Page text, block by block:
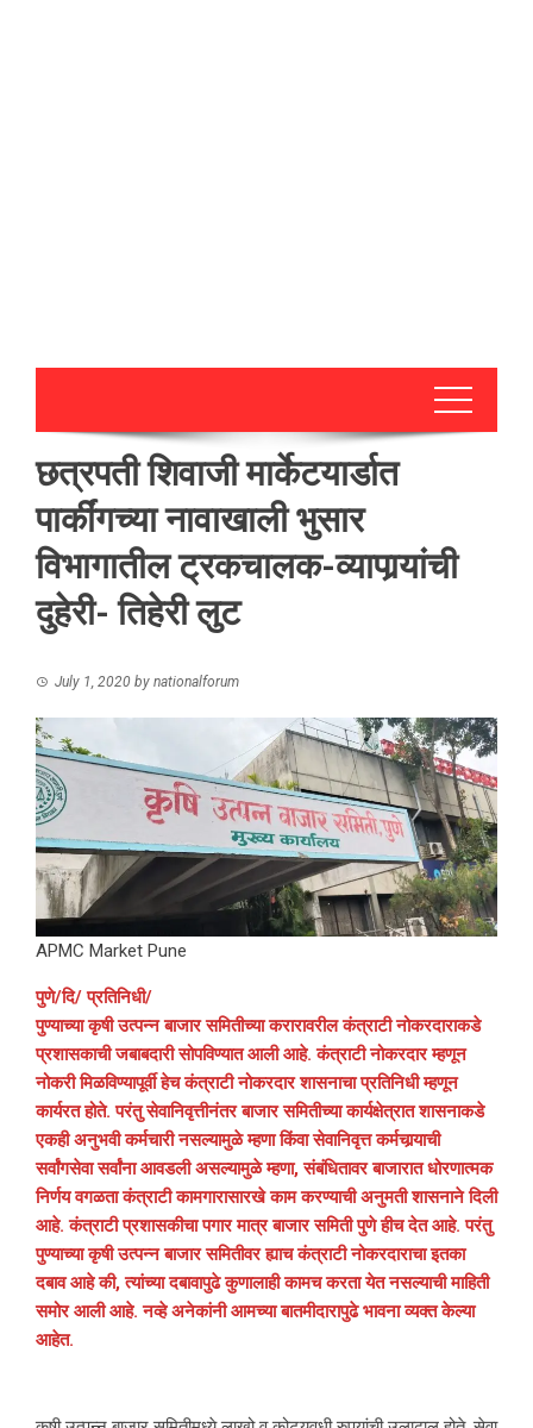
छत्रपती शिवाजी मार्केटयार्डात
पार्कींगच्या नावाखाली भुसार
विभागातील ट्रकचालक-व्यापार्‍यांची
दुहेरी- तिहेरी लुट
July 1, 2020 by nationalforum
APMC Market Pune
पुणे/दि/ प्रतिनिधी/
पुण्याच्या कृषी उत्पन्न बाजार समितीच्या करारावरील कंत्राटी नोकरदाराकडे
प्रशासकाची जबाबदारी सोपविण्यात आली आहे. कंत्राटी नोकरदार म्हणून
नोकरी मिळविण्यापूर्वी हेच कंत्राटी नोकरदार शासनाचा प्रतिनिधी म्हणून
कार्यरत होते. परंतु सेवानिवृत्तीनंतर बाजार समितीच्या कार्यक्षेत्रात शासनाकडे
एकही अनुभवी कर्मचारी नसल्यामुळे म्हणा किंवा सेवानिवृत्त कर्मचार्‍याची
सर्वांगसेवा सर्वांना आवडली असल्यामुळे म्हणा, संबंधितावर बाजारात धोरणात्मक
निर्णय वगळता कंत्राटी कामगारासारखे काम करण्याची अनुमती शासनाने दिली
आहे. कंत्राटी प्रशासकीचा पगार मात्र बाजार समिती पुणे हीच देत आहे. परंतु
पुण्याच्या कृषी उत्पन्न बाजार समितीवर ह्याच कंत्राटी नोकरदाराचा इतका
दबाव आहे की, त्यांच्या दबावापुढे कुणालाही कामच करता येत नसल्याची माहिती
समोर आली आहे. नव्हे अनेकांनी आमच्या बातमीदारापुढे भावना व्यक्त केल्या
आहेत.